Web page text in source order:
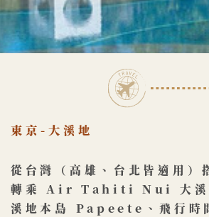
東京-大溪地
從台灣（高雄、台北皆適用）
轉乘 Air Tahiti Nui 大溪​
溪地本島 Papeete、飛行時